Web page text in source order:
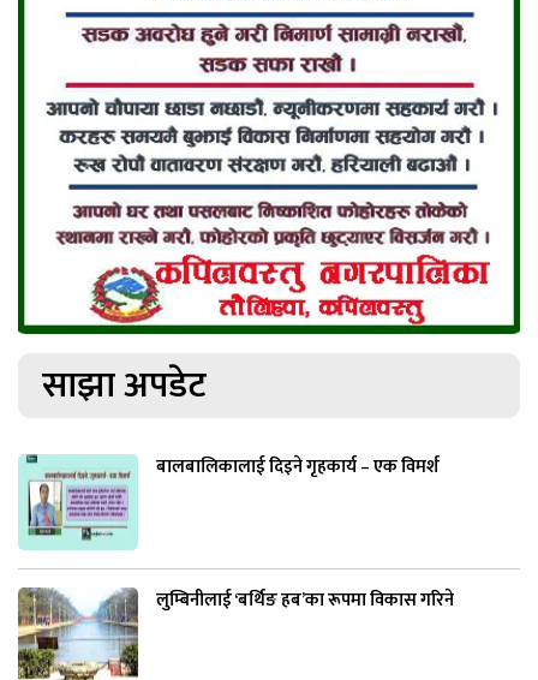
साझा अपडेट
बालबालिकालाई दिइने गृहकार्य – एक विमर्श
लुम्बिनीलाई ‘बर्थिङ हब’का रूपमा विकास गरिने